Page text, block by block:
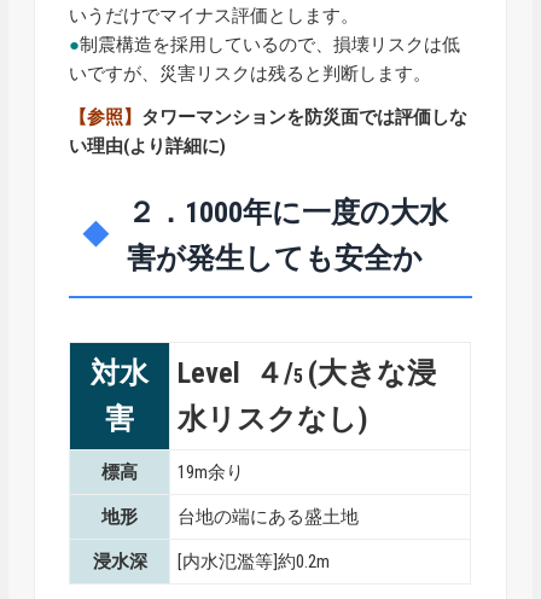
いうだけでマイナス評価とします。
●制震構造を採用しているので、損壊リスクは低
いですが、災害リスクは残ると判断します。
【参照】 タワーマンションを防災面では評価しな
い理由(より詳細に)
２．1000年に一度の大水
害が発生しても安全か
対水
害
Level ４/5 (大きな浸
水リスクなし)
標高 19m余り
地形 台地の端にある盛土地
浸水深 [内水氾濫等]約0.2m